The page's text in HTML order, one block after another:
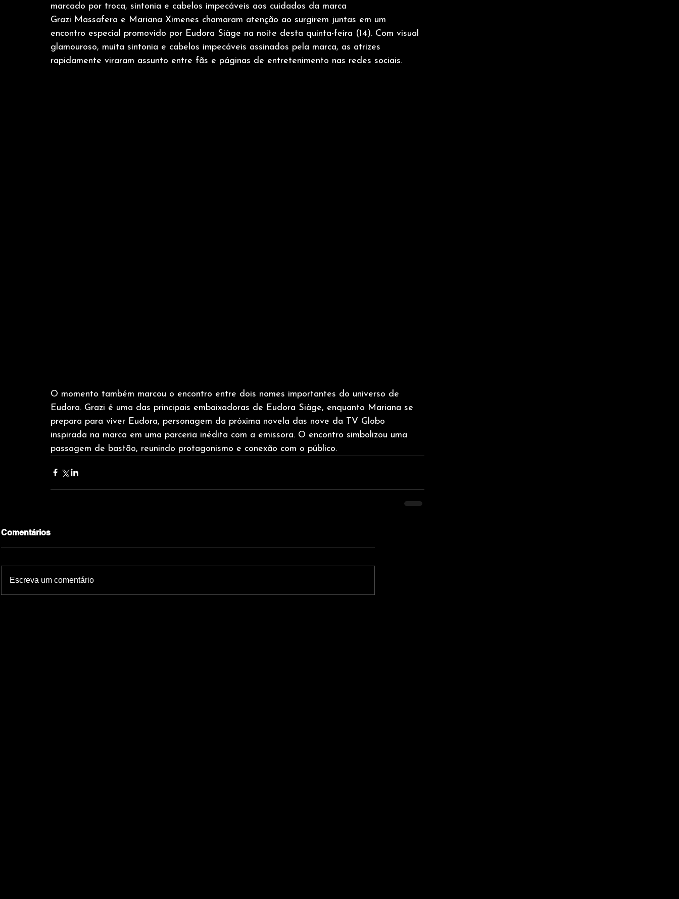
marcado por troca, sintonia e cabelos impecáveis aos cuidados da marca
Grazi Massafera e Mariana Ximenes chamaram atenção ao surgirem juntas em um
encontro especial promovido por Eudora Siàge na noite desta quinta-feira (14). Com visual
glamouroso, muita sintonia e cabelos impecáveis assinados pela marca, as atrizes
rapidamente viraram assunto entre fãs e páginas de entretenimento nas redes sociais.
O momento também marcou o encontro entre dois nomes importantes do universo de
Eudora. Grazi é uma das principais embaixadoras de Eudora Siàge, enquanto Mariana se
prepara para viver Eudora, personagem da próxima novela das nove da TV Globo
inspirada na marca em uma parceria inédita com a emissora. O encontro simbolizou uma
passagem de bastão, reunindo protagonismo e conexão com o público.
Comentários
Escreva um comentário